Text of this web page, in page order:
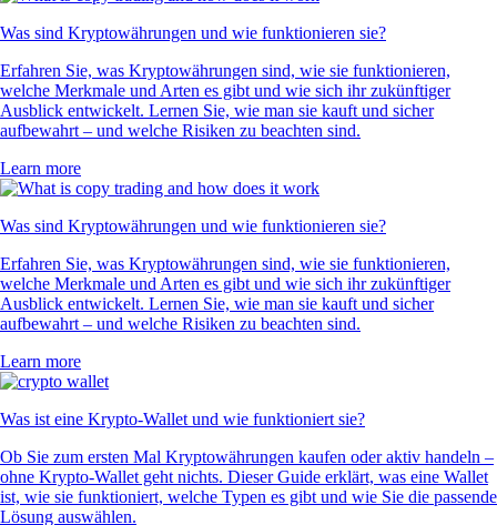
Was sind Kryptowährungen und wie funktionieren sie?
Erfahren Sie, was Kryptowährungen sind, wie sie funktionieren,
welche Merkmale und Arten es gibt und wie sich ihr zukünftiger
Ausblick entwickelt. Lernen Sie, wie man sie kauft und sicher
aufbewahrt – und welche Risiken zu beachten sind.
Learn more
Was sind Kryptowährungen und wie funktionieren sie?
Erfahren Sie, was Kryptowährungen sind, wie sie funktionieren,
welche Merkmale und Arten es gibt und wie sich ihr zukünftiger
Ausblick entwickelt. Lernen Sie, wie man sie kauft und sicher
aufbewahrt – und welche Risiken zu beachten sind.
Learn more
Was ist eine Krypto-Wallet und wie funktioniert sie?
Ob Sie zum ersten Mal Kryptowährungen kaufen oder aktiv handeln –
ohne Krypto-Wallet geht nichts. Dieser Guide erklärt, was eine Wallet
ist, wie sie funktioniert, welche Typen es gibt und wie Sie die passende
Lösung auswählen.